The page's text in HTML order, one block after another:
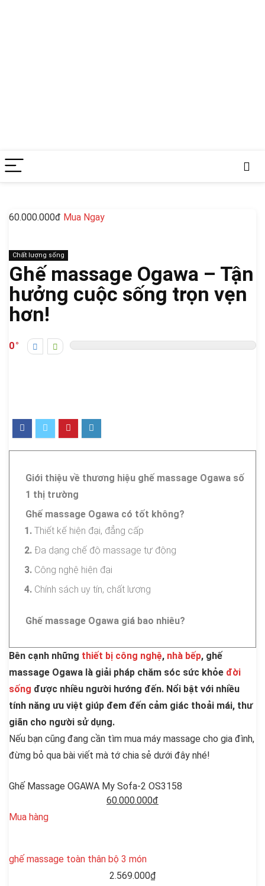
60.000.000đ Mua Ngay
Chất lượng sống
Ghế massage Ogawa – Tận
hưởng cuộc sống trọn vẹn
hơn!
0
Giới thiệu về thương hiệu ghế massage Ogawa số
1 thị trường
Ghế massage Ogawa có tốt không?
Thiết kế hiện đại, đẳng cấp
Đa dạng chế độ massage tự động
Công nghệ hiện đại
Chính sách uy tín, chất lượng
Ghế massage Ogawa giá bao nhiêu?
Bên cạnh những thiết bị công nghệ, nhà bếp, ghế
massage Ogawa là giải pháp chăm sóc sức khỏe đời
sống được nhiều người hướng đến. Nổi bật với nhiều
tính năng ưu việt giúp đem đến cảm giác thoải mái, thư
giãn cho người sử dụng.
Nếu bạn cũng đang cần tìm mua máy massage cho gia đình,
đừng bỏ qua bài viết mà tớ chia sẻ dưới đây nhé!
Ghế Massage OGAWA My Sofa-2 OS3158
60.000.000đ
Mua hàng
ghế massage toàn thân bộ 3 món
2.569.000₫